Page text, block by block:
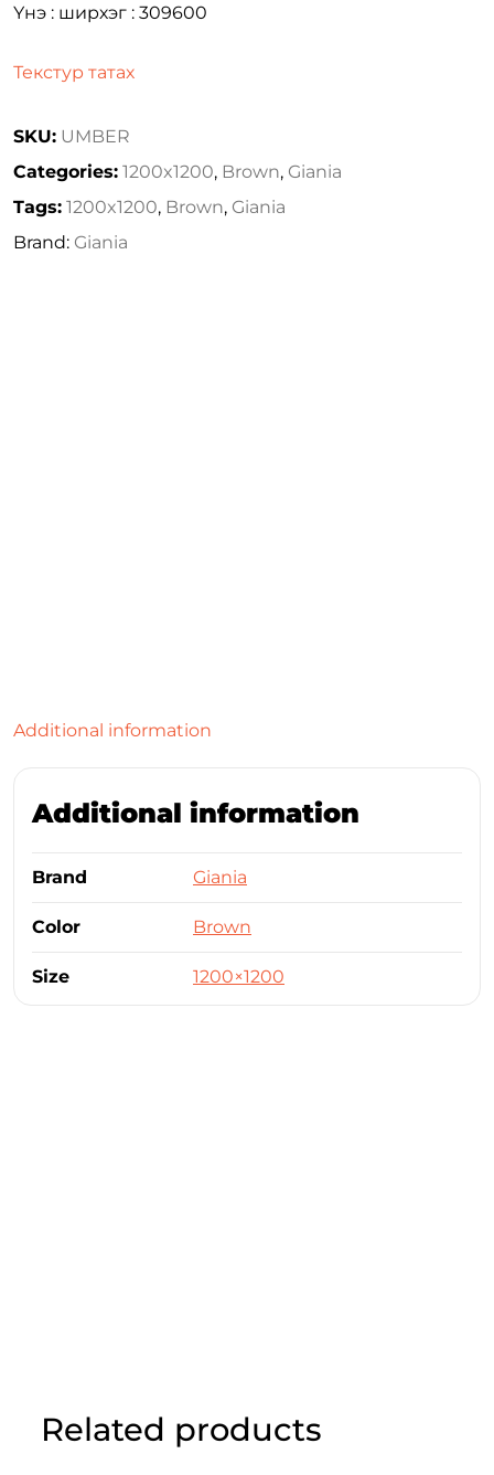
Үнэ : ширхэг : 309600
Текстур татах
SKU: UMBER
Categories: 1200x1200, Brown, Giania
Tags: 1200x1200, Brown, Giania
Brand: Giania
Additional information
Additional information
Brand Giania
Color Brown
Size 1200×1200
Related products